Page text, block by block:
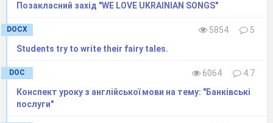
Позакласний захід "WE LOVE UKRAINIAN SONGS"
DOCX 5854
5
Students try to write their fairy tales.
DOC 6064
4.7
Конспект уроку з англійської мови на тему: "Банківські
послуги"